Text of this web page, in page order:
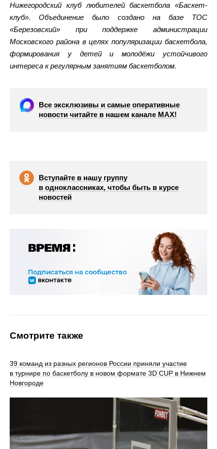
Нижегородский клуб любителей баскетбола «Баскет-
клуб». Объединение было создано на базе ТОС
«Березовский» при поддержке администрации
Московского района в целях популяризации баскетбола,
формирования у детей и молодёжи устойчивого
интереса к регулярным занятиям баскетболом.
Все эксклюзивы и самые оперативные
новости читайте в нашем канале МАХ!
Вступайте в нашу группу
в одноклассниках, чтобы быть в курсе
новостей
Смотрите также
39 команд из разных регионов России приняли участие
в турнире по баскетболу в новом формате 3D CUP в Нижнем
Новгороде